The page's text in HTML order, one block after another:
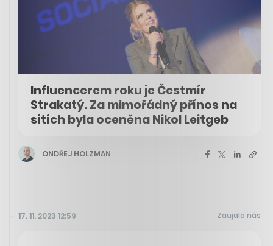
Influencerem roku je Čestmír
Strakatý. Za mimořádný přínos na
sítích byla oceněna Nikol Leitgeb
ONDŘEJ HOLZMAN
17. 11. 2023 12:59 Zaujalo nás